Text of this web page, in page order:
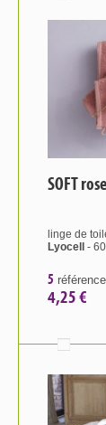
SOFT
linge de
Lyocell
-
5
4,25 €